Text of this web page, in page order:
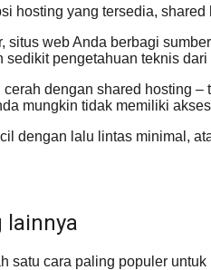
hosting yang tersedia,
situs web Anda berbagi
sedikit pengetahuan teknis dari
dengan shared hosting
mungkin tidak memiliki
dengan lalu lintas minimal,
lainnya
satu cara paling populer